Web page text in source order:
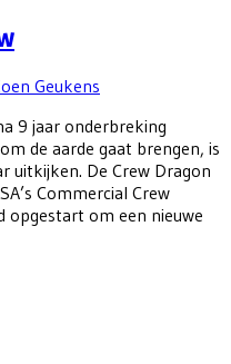
Geukens
9 jaar onderbreking
de aarde gaat brengen, is
uitkijken. De Crew Dragon
Commercial Crew
opgestart om een nieuwe